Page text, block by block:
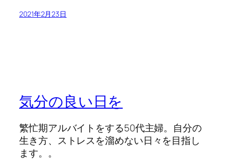
2021年2月23日
気分の良い日を
繁忙期アルバイトをする50代主婦。自分の
生き方、ストレスを溜めない日々を目指し
ます。。